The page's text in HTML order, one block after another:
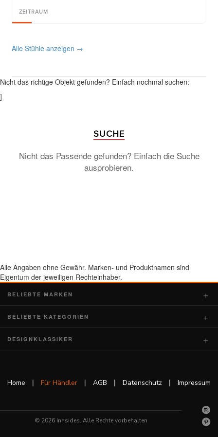
ZEITRAUM
Alle Stühle anzeigen →
Nicht das richtige Objekt gefunden? Einfach nochmal suchen:
]
SUCHE
Nicht das Passende gefunden? Einfach die Suche
ausprobieren.
Alle Angaben ohne Gewähr. Marken- und Produktnamen sind
Eigentum der jeweiligen Rechteinhaber.
BELIEBTE MARKEN
BELIEBTE KATEGORIEN
DESIGNKLASSIKER
Home | Für Händler | AGB | Datenschutz | Impressum
© 2026 Innsides. Alle Rechte vorbehalten